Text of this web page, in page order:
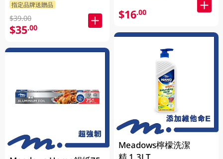
指定品牌送贈品
$39.00
$35.00
$16.00
Meadows檸檬洗潔
精 1.3LT